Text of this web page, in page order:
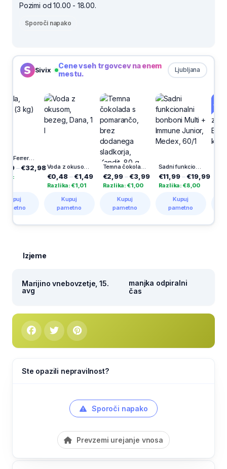
Pozimi od 10.00 - 18.00.
Sporoči napako
Sivix Ljubljana
Cene vseh trgovcev na enem
mestu.
Nutella, Ferrero (3 kg)
€32,98 Voda z okusom, bezeg, Dana, 1 l
€0,48– €1,49
Razlika: €1,01
Kupuj
pametno
Temna čokolada s pomarančo, brez dodanega sladkorja, Kandit, 80 g
€2,99– €3,99
Razlika: €1,00
Kupuj
pametno
Sadni funkcionalni bonboni Multi + Immune Junior, Medex, 60/1
€11,99– €19,99
Razlika: €8,00
Kupuj
pametno
€11,99
Razlika:
€12,00
Izjeme
Marijino vnebovzetje, 15.
avg
manjka odpiralni
čas
Ste opazili nepravilnost?
Sporoči napako
Prevzemi urejanje vnosa